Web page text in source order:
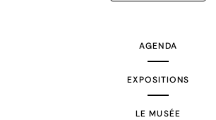
AGENDA
EXPOSITIONS
LE MUSÉE